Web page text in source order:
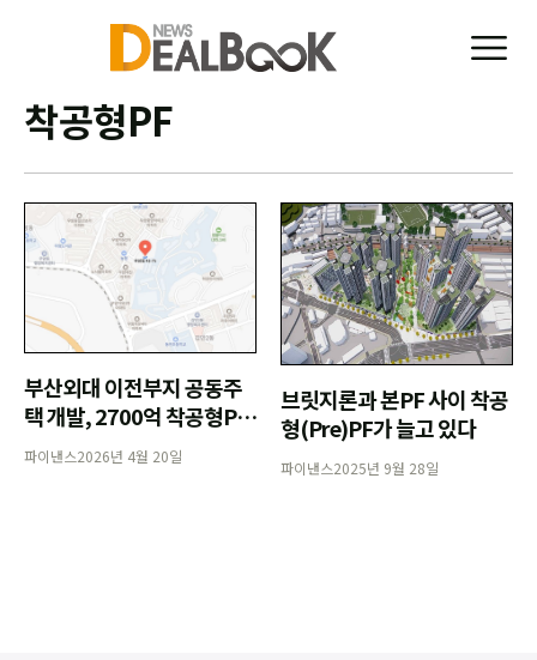
착공형PF
부산외대 이전부지 공동주
택 개발, 2700억 착공형PF
조달
파이낸스2026년 4월 20일
브릿지론과 본PF 사이 착공
형(Pre)PF가 늘고 있다
파이낸스2025년 9월 28일